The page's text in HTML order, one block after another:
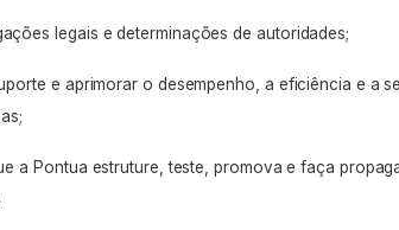
legais e determinações de autoridades;
e aprimorar o desempenho, a eficiência e a
a Pontua estruture, teste, promova e faça